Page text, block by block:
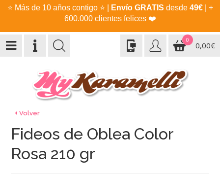
⭐ Más de 10 años contigo ⭐ Envío GRATIS desde 49€| +
600.000 clientes felices ❤️
0
0,00€
Volver
Fideos de Oblea Color
Rosa 210 gr